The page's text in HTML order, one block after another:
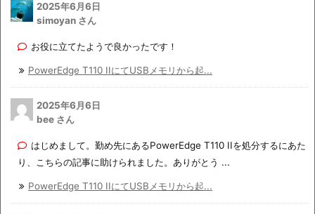
2025年6月6日
simoyan さん
お役に立てたようで良かったです！
PowerEdge T110 IIにてUSBメモリから起...
2025年6月6日
bee さん
はじめまして。勤め先にあるPowerEdge T110 IIを処分するにあた
り、こちらの記事に助けられました。ありがとう ...
PowerEdge T110 IIにてUSBメモリから起...